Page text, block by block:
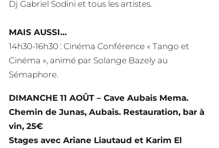
Dj Gabriel Sodini et tous les artistes.
MAIS AUSSI…
14h30-16h30 : Cinéma Conférence « Tango et
Cinéma », animé par Solange Bazely au
Sémaphore.
DIMANCHE 11 AOÛT – Cave Aubais Mema.
Chemin de Junas, Aubais. Restauration, bar à
vin, 25€
Stages avec Ariane Liautaud et Karim El